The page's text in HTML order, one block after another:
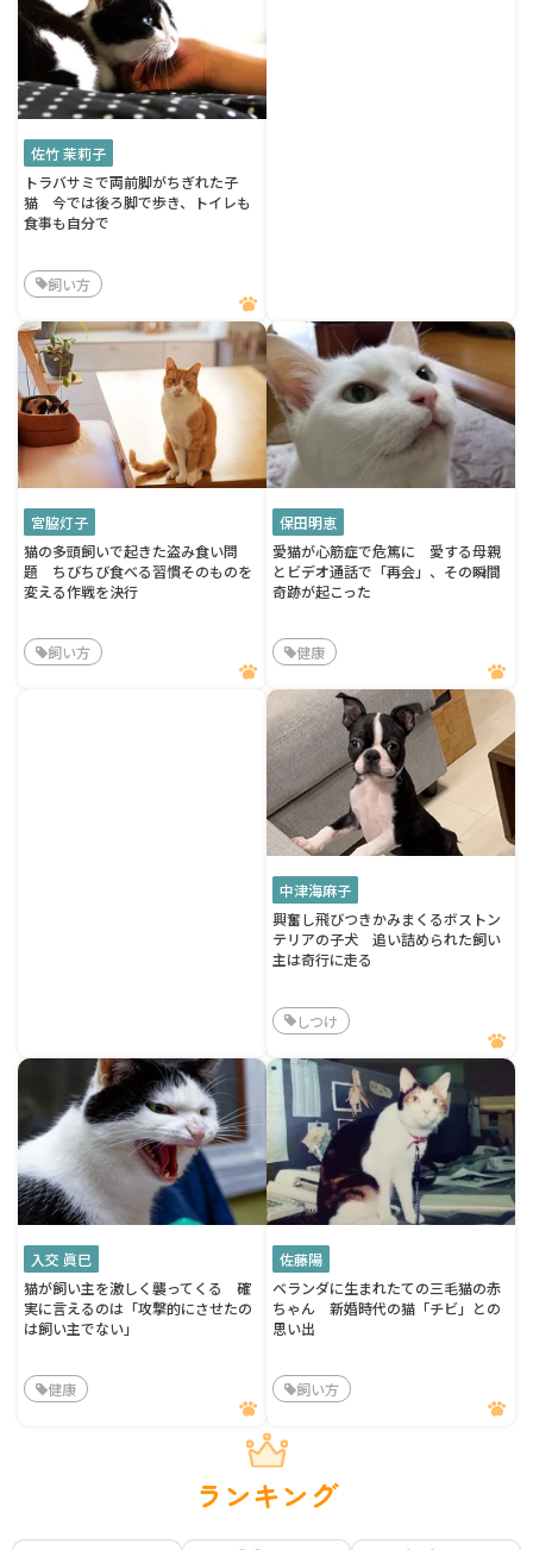
佐竹 茉莉子
トラバサミで両前脚がちぎれた子
猫 今では後ろ脚で歩き、トイレも
食事も自分で
飼い方
宮脇灯子
猫の多頭飼いで起きた盗み食い問
題 ちびちび食べる習慣そのものを
変える作戦を決行
飼い方
保田明恵
愛猫が心筋症で危篤に 愛する母親
とビデオ通話で「再会」、その瞬間
奇跡が起こった
健康
中津海麻子
興奮し飛びつきかみまくるボストン
テリアの子犬 追い詰められた飼い
主は奇行に走る
しつけ
入交 眞巳
猫が飼い主を激しく襲ってくる 確
実に言えるのは「攻撃的にさせたの
は飼い主でない」
健康
佐藤陽
ベランダに生まれたての三毛猫の赤
ちゃん 新婚時代の猫「チビ」との
思い出
飼い方
ランキング